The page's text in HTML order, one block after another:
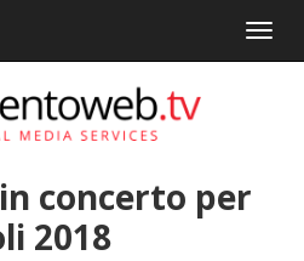
concerto per
2018